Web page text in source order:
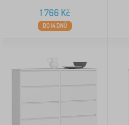
zobrazit
1 766 Kč
DO 14 DNŮ